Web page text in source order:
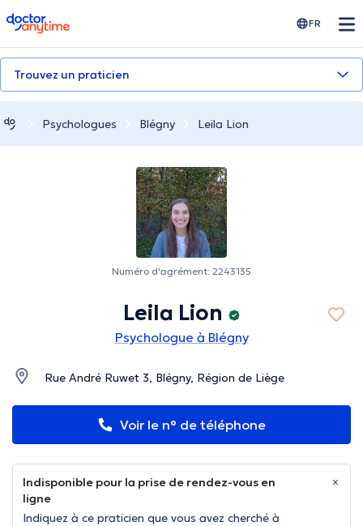
doctoranytime FR
Trouvez un praticien
Psychologues Blégny Leila Lion
Numéro d'agrément: 2243135
Leila Lion
Psychologue à Blégny
Rue André Ruwet 3, Blégny, Région de Liège
Voir le n° de téléphone
Indisponible pour la prise de rendez-vous en
ligne
Indiquez à ce praticien que vous avez cherché à